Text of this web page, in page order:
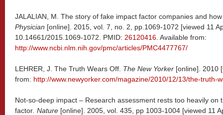
JALALIAN, M. The story of fake impact factor companies and
Physician [online]. 2015, vol. 7, no. 2, pp.1069-1072 [viewed 11
10.14661/2015.1069-1072. PMID: 26120416 . Available from:
http://www.ncbi.nlm.nih.gov/pmc/articles/PMC4477767/
LEHRER, J. The Truth Wears Off. The New Yorker [online]. 2010
from: http://www.newyorker.com/magazine/2010/12/13/the-truth-
Not-so-deep impact – Research assessment rests too heavily on
factor . Nature [online]. 2005, vol. 435, pp 1003-1004 [viewed 11